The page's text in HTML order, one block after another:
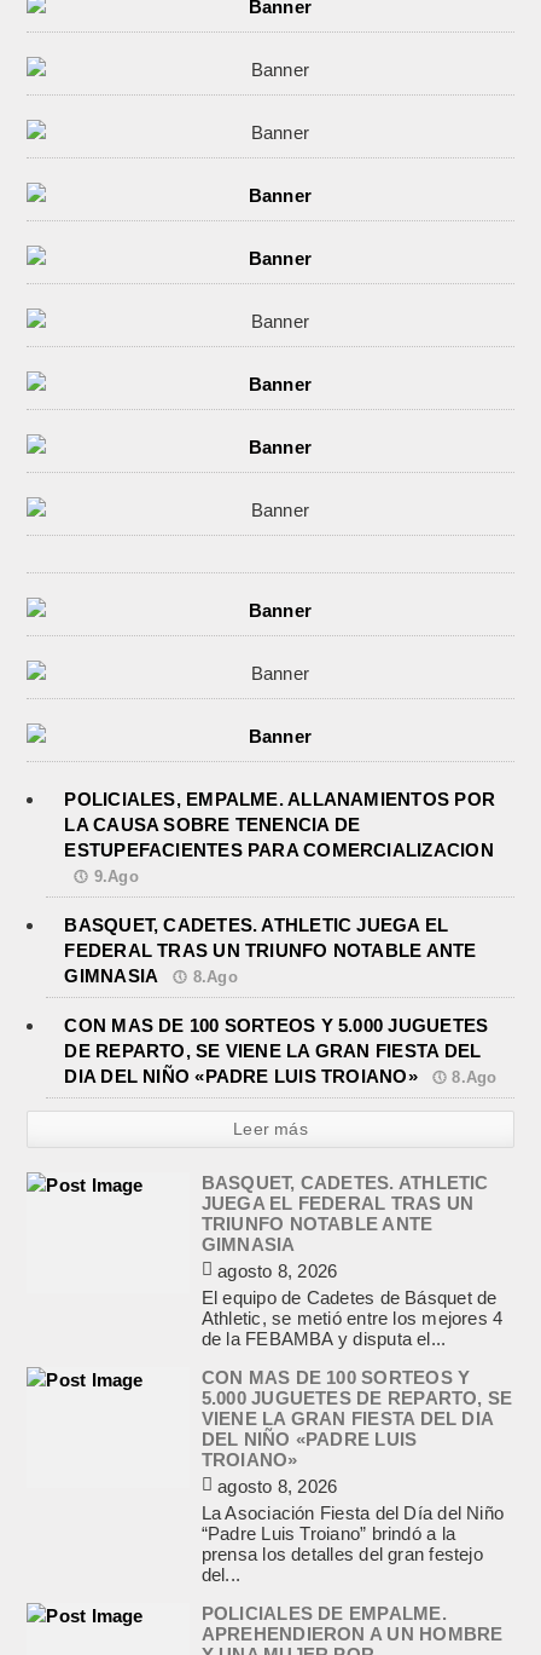
POLICIALES, EMPALME. ALLANAMIENTOS POR
LA CAUSA SOBRE TENENCIA DE
ESTUPEFACIENTES PARA COMERCIALIZACION
9.Ago
BASQUET, CADETES. ATHLETIC JUEGA EL
FEDERAL TRAS UN TRIUNFO NOTABLE ANTE
GIMNASIA
8.Ago
CON MAS DE 100 SORTEOS Y 5.000 JUGUETES
DE REPARTO, SE VIENE LA GRAN FIESTA DEL
DIA DEL NIÑO «PADRE LUIS TROIANO»
8.Ago
Leer más
BASQUET, CADETES. ATHLETIC
JUEGA EL FEDERAL TRAS UN
TRIUNFO NOTABLE ANTE
GIMNASIA
agosto 8, 2026
El equipo de Cadetes de Básquet de
Athletic, se metió entre los mejores 4
de la FEBAMBA y disputa el...
CON MAS DE 100 SORTEOS Y
5.000 JUGUETES DE REPARTO, SE
VIENE LA GRAN FIESTA DEL DIA
DEL NIÑO «PADRE LUIS
TROIANO»
agosto 8, 2026
La Asociación Fiesta del Día del Niño
“Padre Luis Troiano” brindó a la
prensa los detalles del gran festejo
del...
POLICIALES DE EMPALME.
APREHENDIERON A UN HOMBRE